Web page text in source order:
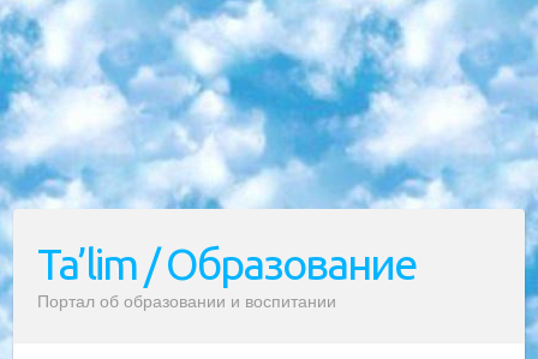
Ta’lim / Образование
Портал об образовании и воспитании